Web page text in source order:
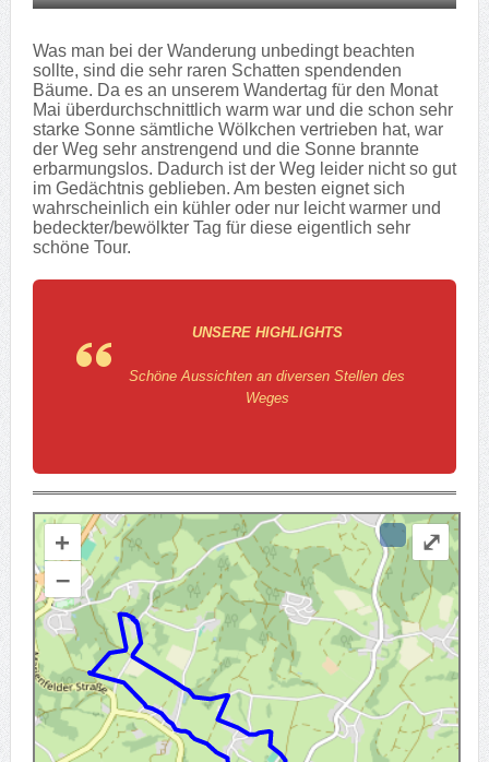
Was man bei der Wanderung unbedingt beachten
sollte, sind die sehr raren Schatten spendenden
Bäume. Da es an unserem Wandertag für den Monat
Mai überdurchschnittlich warm war und die schon sehr
starke Sonne sämtliche Wölkchen vertrieben hat, war
der Weg sehr anstrengend und die Sonne brannte
erbarmungslos. Dadurch ist der Weg leider nicht so gut
im Gedächtnis geblieben. Am besten eignet sich
wahrscheinlich ein kühler oder nur leicht warmer und
bedeckter/bewölkter Tag für diese eigentlich sehr
schöne Tour.
UNSERE HIGHLIGHTS
Schöne Aussichten an diversen Stellen des
Weges
+
–
⤢